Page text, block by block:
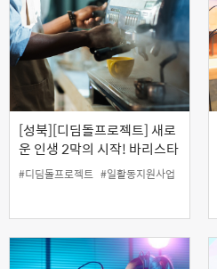
[성북][디딤돌프로젝트] 새로
운 인생 2막의 시작! 바리스타
2급자격증
#디딤돌프로젝트 #일활동지원사업